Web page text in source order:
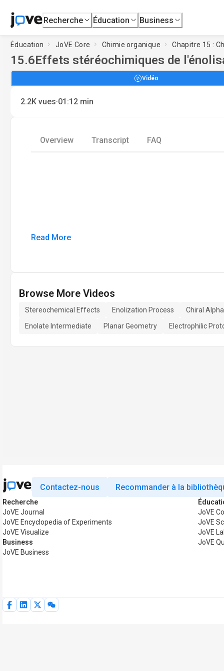
Recherche Éducation Business
Éducation JoVE Core Chimie organique Chapitre 15 :
15.6Effets stéréochimiques de
Vidéo
2.2K vues·01:12 min
Overview Transcript FAQ
Read More
Browse More Videos
Stereochemical Effects Enolization Process
Chiral
Enolate Intermediate
Planar Geometry Electrophilic
Contactez-nous Recommander à la
Recherche
JoVE Journal
JoVE Encyclopedia of Experiments
JoVE Visualize
Business
JoVE Business
JoVE
JoVE
JoVE
JoVE